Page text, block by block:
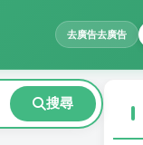
去廣告去廣告
搜尋